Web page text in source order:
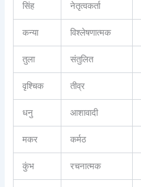
सिंह नेतृत्वकर्ता
कन्या विश्लेषणात्मक
तुला संतुलित
वृश्चिक तीव्र
धनु आशावादी
मकर कर्मठ
कुंभ रचनात्मक